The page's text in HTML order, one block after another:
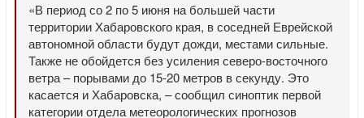
«В период со 2 по 5 июня на большей части
территории Хабаровского края, в соседней Еврейской
автономной области будут дожди, местами сильные.
Также не обойдется без усиления северо-восточного
ветра – порывами до 15-20 метров в секунду. Это
касается и Хабаровска, – сообщил синоптик первой
категории отдела метеорологических прогнозов